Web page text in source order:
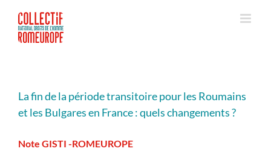
contenu
La fin de la période transitoire pour les Roumains
et les Bulgares en France : quels changements ?
Note GISTI -ROMEUROPE